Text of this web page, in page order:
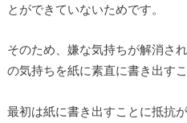
とができていないためです。
そのため、嫌な気持ちが解消さ
の気持ちを紙に素直に書き出す
最初は紙に書き出すことに抵抗